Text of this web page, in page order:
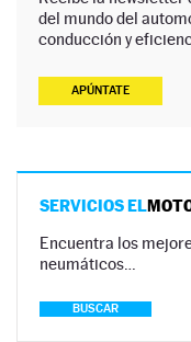
del mundo del
conducción y
APÚNTATE
SERVICIOS EL
Encuentra los
neumáticos…
BUSCAR